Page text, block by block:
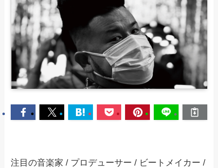
注目の音楽家 / プロデューサー / ビートメイカー /